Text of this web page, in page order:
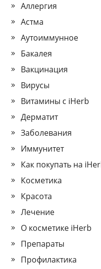
Аллергия
Астма
Аутоиммунное
Бакалея
Вакцинация
Вирусы
Витамины с iHerb
Дерматит
Заболевания
Иммунитет
Как покупать на
Косметика
Красота
Лечение
О косметике iHerb
Препараты
Профилактика